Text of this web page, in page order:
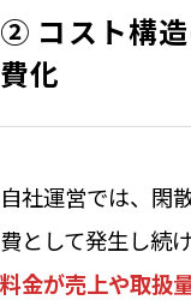
② コスト構
費化
自社運営では、閑
費として発生し続け
料金が売上や取扱